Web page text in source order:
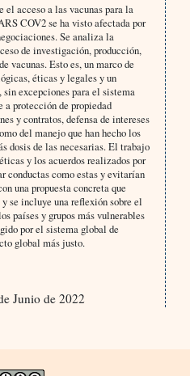
acceso a las vacunas para la
COV2 se ha visto afectada por
Se analiza la
de investigación, producción,
vacunas. Esto es, un marco de
éticas y legales y un
excepciones para el sistema
a protección de propiedad
y contratos, defensa de intereses
del manejo que han hecho los
dosis de las necesarias. El trabajo
y los acuerdos realizados por
conductas como estas y evitarían
una propuesta concreta que
se incluye una reflexión sobre el
países y grupos más vulnerables
por el sistema global de
global más justo.
Junio de 2022